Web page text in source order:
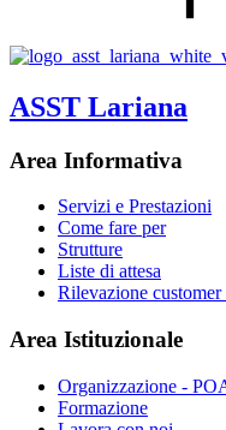
ASST Lariana
Area Informativa
Servizi e Prestazioni
Come fare per
Strutture
Liste di attesa
Rilevazione customer
Area Istituzionale
Organizzazione -
Formazione